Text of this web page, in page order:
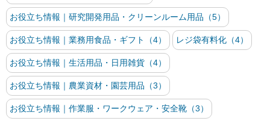
お役立ち情報｜研究開発用品・クリーンルーム用品（5）
お役立ち情報｜業務用食品・ギフト（4） レジ袋有料化（4）
お役立ち情報｜生活用品・日用雑貨（4）
お役立ち情報｜農業資材・園芸用品（3）
お役立ち情報｜作業服・ワークウェア・安全靴（3）